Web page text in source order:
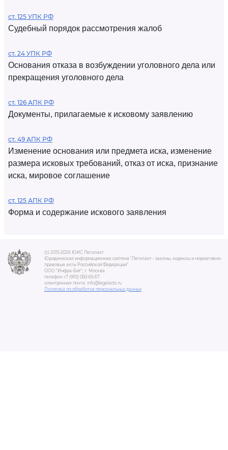
ст. 125 УПК РФ
Судебный порядок рассмотрения жалоб
ст. 24 УПК РФ
Основания отказа в возбуждении уголовного дела или
прекращения уголовного дела
ст. 126 АПК РФ
Документы, прилагаемые к исковому заявлению
ст. 49 АПК РФ
Изменение основания или предмета иска, изменение
размера исковых требований, отказ от иска, признание
иска, мировое соглашение
ст. 125 АПК РФ
Форма и содержание искового заявления
(c) 2015-2026 ЮИС Легалакт
Юридическая информационная система "Легалакт - законы, кодексы и нормативно-
правовые акты Российской Федерации"
ООО "Инфра-Бит", г. Москва.
телефон +7 (910) 050-65-67
электронная почта: info@legalacts.ru
Политика по обработке персональных данных